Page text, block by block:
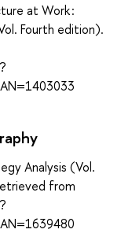
at Work :
Fourth edition).
Analysis (Vol.
from